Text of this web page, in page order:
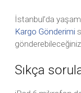
İstanbul’da
Kargo Gönderimi
Sıkça